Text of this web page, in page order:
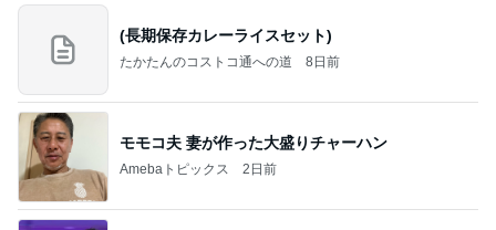
(長期保存カレーライスセット)
たかたんのコストコ通への道 8日前
モモコ夫 妻が作った大盛りチャーハン
Amebaトピックス 2日前